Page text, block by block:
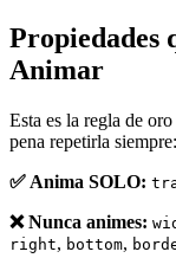
Propiedades
Animar
Esta es la regla de
pena repetirla siempre:
✅ Anima SOLO:
❌ Nunca animes:
right, bottom,